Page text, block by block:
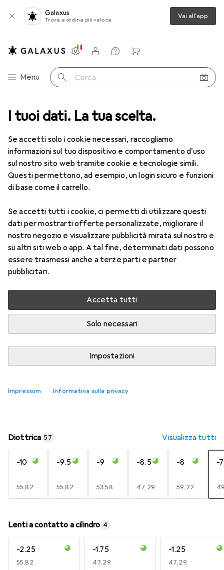
I tuoi dati. La tua scelta.
Se accetti solo i cookie necessari, raccogliamo
informazioni sul tuo dispositivo e comportamento d'uso
sul nostro sito web tramite cookie e tecnologie simili.
Questi permettono, ad esempio, un login sicuro e funzioni
di base come il carrello.
Se accetti tutti i cookie, ci permetti di utilizzare questi
dati per mostrarti offerte personalizzate, migliorare il
nostro negozio e visualizzare pubblicità mirata sul nostro e
su altri siti web o app. A tal fine, determinati dati possono
essere trasmessi anche a terze parti e partner
pubblicitari.
Accetta tutti
Solo necessari
Impostazioni
Impressum Informativa sulla privacy
Galaxus
Trova e ordina più veloce Vai all'app
Categoria Navigazione
Menu Cerca
Impostazioni
Conto cliente
Liste di confronto
Liste dei desideri
Carrello
Lenti a contatto Air Optix HydraGlyde per l'astigmatismo 6
1 Immagine
Air Optix HydraGlyde per
-7.5, Obiettivo mensile, 6 pz., Torico
Prezzo in EUR IVA incl.
EUR
49,16 EUR
8,20/1pz.
Consegna tra lun, 17/8 e mer, 19/8
Più di 10 pezzi in stock presso il fornitore
Aggiungi al carrello
Diottrica 57 Visualizza tutti
-10
EUR
55,82
-9.5
EUR
55,82
-9
EUR
53,58
-8.5
EUR
47,29
-8
EUR
59,22
-
Lenti a contatto a cilindro 4
-2.25
EUR
55,82
-1.75
EUR
47,29
-1.25
EUR
47,29